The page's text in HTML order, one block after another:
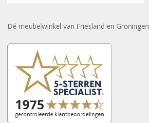
Dé meubelwinkel van Friesland en Groningen